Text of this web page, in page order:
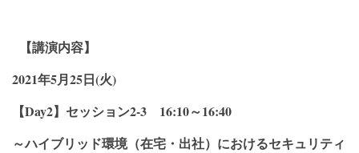
【講演内容】
2021年5月25日(火)
【Day2】セッション2-3 16:10～16:40
～ハイブリッド環境（在宅・出社）におけるセキュリティ